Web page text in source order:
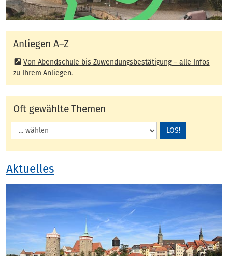
Anliegen
Anliegen A–Z
Von Abendschule bis Zuwendungsbestätigung – alle Infos
zu Ihrem Anliegen.
Oft gewählte Themen
LOS!
Aktuelles